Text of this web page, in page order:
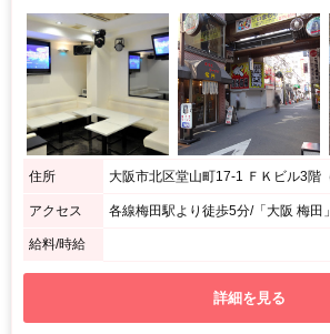
住所
アクセス 各線梅田駅より徒歩5分/「大阪 梅田」
給料/時給
詳細を見る